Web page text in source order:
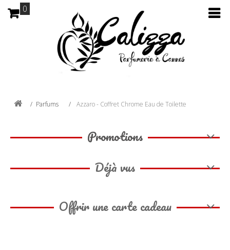
0
Parfums Azzaro - Coffret Chrome Eau de Toilette
Promotions
Déjà vus
Offrir une carte cadeau